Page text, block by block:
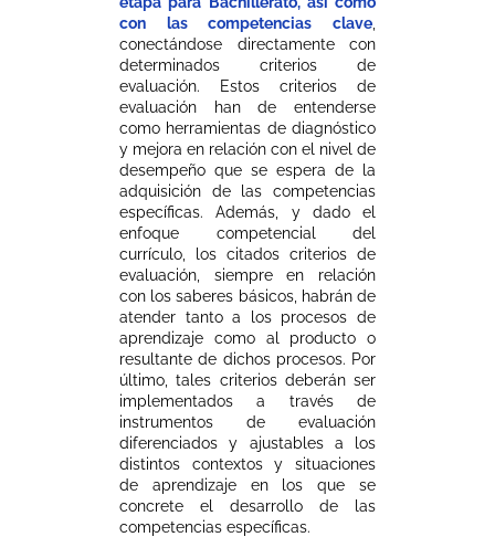
con las competencias clave
conectándose directamente con
determinados criterios de
evaluación. Estos criterios de
evaluación han de entenderse
como herramientas de diagnóstico
y mejora en relación con el nivel de
desempeño que se espera de la
adquisición de las competencias
específicas. Además, y dado el
enfoque competencial del
currículo, los citados criterios de
evaluación, siempre en relación
con los saberes básicos, habrán de
atender tanto a los procesos de
aprendizaje como al producto o
resultante de dichos procesos. Por
último, tales criterios deberán ser
implementados a través de
instrumentos de evaluación
diferenciados y ajustables a los
distintos contextos y situaciones
de aprendizaje en los que se
concrete el desarrollo de las
competencias específicas.